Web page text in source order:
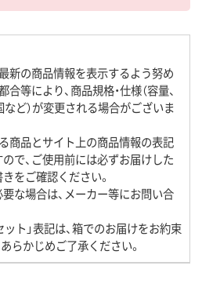
新の商品情報を表示するよう努め
等により、商品規格・仕様（容量、
など）が変更される場合がございま
商品とサイト上の商品情報の表記
で、ご使用前には必ずお届けした
をご確認ください。
な場合は、メーカー等にお問い合
ット」表記は、箱でのお届けをお約束
らかじめご了承ください。